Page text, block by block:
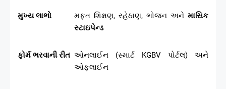
મુખ્ય લાભો મફત શિક્ષણ, રહેઠાણ, ભોજન અને માસિક
સ્ટાઇપેન્ડ
ફોર્મ ભરવાની રીત ઓનલાઈન (સ્માર્ટ KGBV પોર્ટલ) અને
ઓફલાઈન